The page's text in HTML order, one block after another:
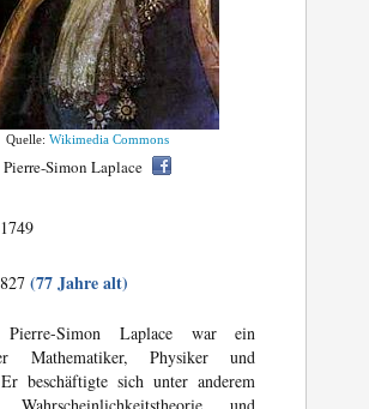
Quelle:Wikimedia Commons
Pierre-Simon Laplace
(77 Jahre alt)
Pierre-Simon Laplace war ein
Mathematiker, Physiker und
beschäftigte sich unter anderem